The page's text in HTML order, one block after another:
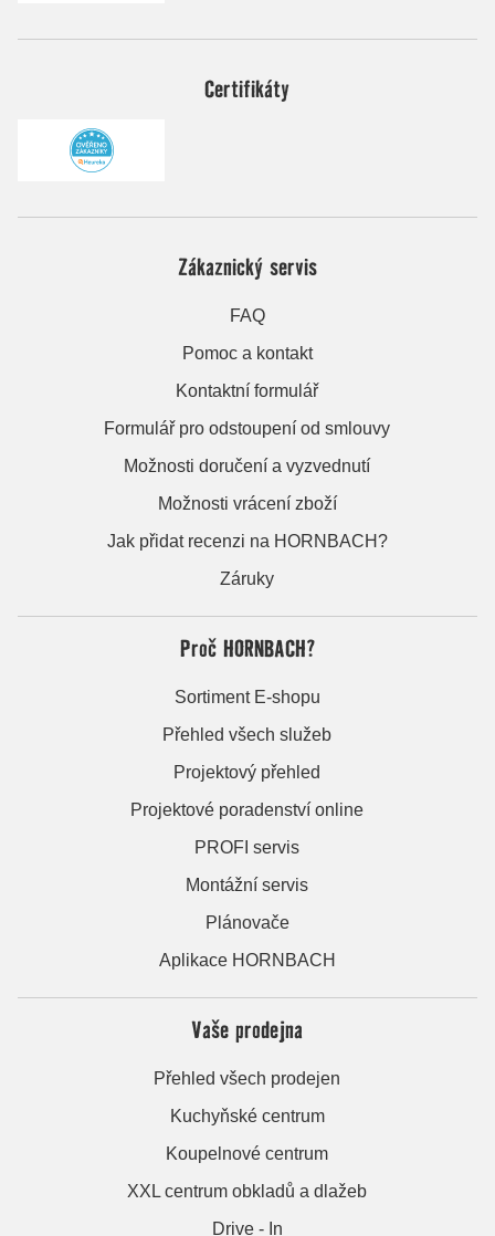
Certifikáty
Zákaznický servis
FAQ
Pomoc a kontakt
Kontaktní formulář
Formulář pro odstoupení od smlouvy
Možnosti doručení a vyzvednutí
Možnosti vrácení zboží
Jak přidat recenzi na HORNBACH?
Záruky
Proč HORNBACH?
Sortiment E-shopu
Přehled všech služeb
Projektový přehled
Projektové poradenství online
PROFI servis
Montážní servis
Plánovače
Aplikace HORNBACH
Vaše prodejna
Přehled všech prodejen
Kuchyňské centrum
Koupelnové centrum
XXL centrum obkladů a dlažeb
Drive - In